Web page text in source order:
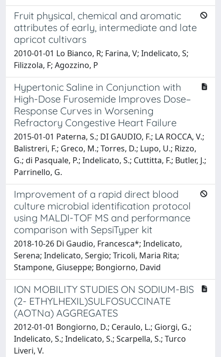
Fruit physical, chemical and aromatic
attributes of early, intermediate and late
apricot cultivars
2010-01-01 Lo Bianco, R; Farina, V; Indelicato, S;
Filizzola, F; Agozzino, P
Hypertonic Saline in Conjunction with
High-Dose Furosemide Improves Dose–
Response Curves in Worsening
Refractory Congestive Heart Failure
2015-01-01 Paterna, S.; DI GAUDIO, F.; LA ROCCA, V.;
Balistreri, F.; Greco, M.; Torres, D.; Lupo, U.; Rizzo,
G.; di Pasquale, P.; Indelicato, S.; Cuttitta, F.; Butler, J.;
Parrinello, G.
Improvement of a rapid direct blood
culture microbial identification protocol
using MALDI-TOF MS and performance
comparison with SepsiTyper kit
2018-10-26 Di Gaudio, Francesca*; Indelicato,
Serena; Indelicato, Sergio; Tricoli, Maria Rita;
Stampone, Giuseppe; Bongiorno, David
ION MOBILITY STUDIES ON SODIUM-BIS
(2- ETHYLHEXIL)SULFOSUCCINATE
(AOTNa) AGGREGATES
2012-01-01 Bongiorno, D.; Ceraulo, L.; Giorgi, G.;
Indelicato, S.; Indelicato, S.; Scarpella, S.; Turco
Liveri, V.